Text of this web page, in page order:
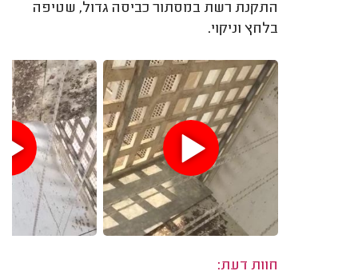
התקנת רשת במסתור כביסה גדול, שטיפה
בלחץ וניקוי.
חוות דעת: